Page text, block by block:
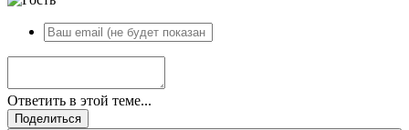
Ответить в этой теме...
Поделиться